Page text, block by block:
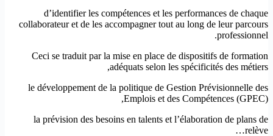
d’identifier les compétences et les performances de chaque
collaborateur et de les accompagner tout au long de leur parcours
professionnel.
Ceci se traduit par la mise en place de dispositifs de formation
adéquats selon les spécificités des métiers,
le développement de la politique de Gestion Prévisionnelle des
Emplois et des Compétences (GPEC),
la prévision des besoins en talents et l’élaboration de plans de
relève…